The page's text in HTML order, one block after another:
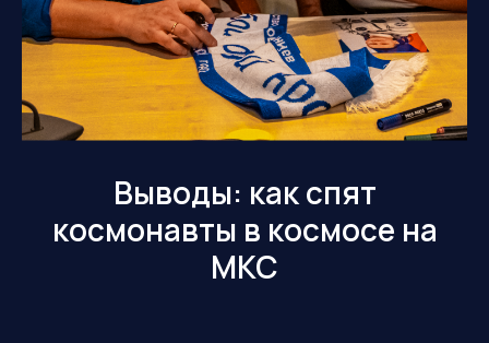
Выводы: как спят
космонавты в космосе на
МКС
Разработка сайта